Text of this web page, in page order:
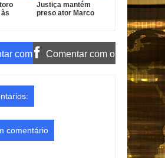
Justiça mantém
preso ator Marco
com Comentar com o
comentário